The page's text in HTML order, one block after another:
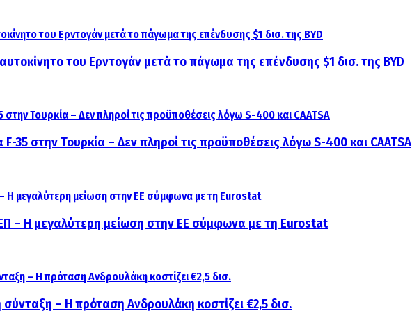
του Ερντογάν μετά το πάγωμα της επένδυσης $1 δισ. της BYD
F-35 στην Τουρκία – Δεν πληροί τις προϋποθέσεις λόγω S-400 και CAATSA
– Η μεγαλύτερη μείωση στην ΕΕ σύμφωνα με τη Eurostat
– Η πρόταση Ανδρουλάκη κοστίζει €2,5 δισ.